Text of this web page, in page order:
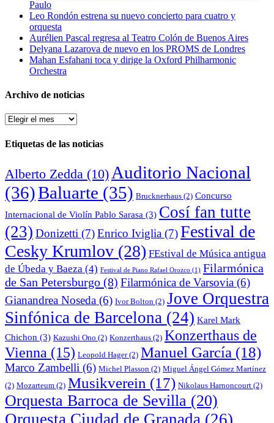
Paulo
Leo Rondón estrena su nuevo concierto para cuatro y
orquesta
Aurélien Pascal regresa al Teatro Colón de Buenos Aires
Delyana Lazarova de nuevo en los PROMS de Londres
Mahan Esfahani toca y dirige la Oxford Philharmonic
Orchestra
Archivo de noticias
Archivo
noticias
Etiquetas de las noticias
Alberto Zedda (10) Auditorio Nacional
(36)Baluarte (35) Brucknerhaus (2) Concurso
Internacional de Violín Pablo Sarasa (3) Cosí fan tutte
(23) Donizetti (7)Enrico Iviglia (7)Festival de
Cesky Krumlov (28) FEstival de Música antigua
de Úbeda y Baeza (4) Festival de Piano Rafael Orozco (1) Filarmónica
de San Petersburgo (8) Filarmónica de Varsovia (6)
Gianandrea Noseda (6) Ivor Bolton (2) Jove Orquestra
Sinfónica de Barcelona (24) Karel Mark
Chichon (3) Kazushi Ono (2) Konzerthaus (2) Konzerthaus de
Vienna (15) Leopold Hager(2) Manuel García (18)
Marco Zambelli (6) Michel Plasson (2) Miguel Ángel Gómez Martínez
(2) Mozarteum (2) Musikverein (17) Nikolaus Harnoncourt (2)
Orquesta Barroca de Sevilla (20)
Orquesta Ciudad de Granada (26)